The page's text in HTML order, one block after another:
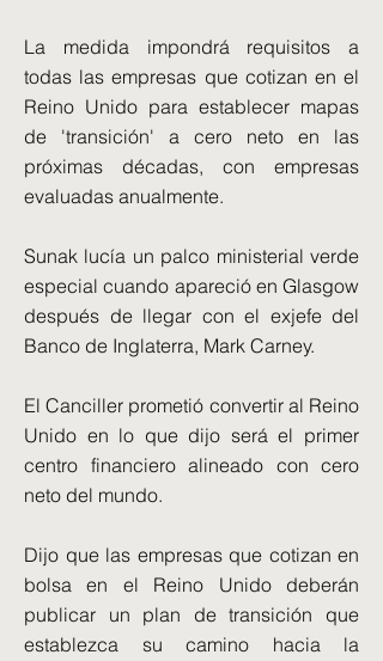
La medida impondrá requisitos a
todas las empresas que cotizan en el
Reino Unido para establecer mapas
de 'transición' a cero neto en las
próximas décadas, con empresas
evaluadas anualmente.
Sunak lucía un palco ministerial verde
especial cuando apareció en Glasgow
después de llegar con el exjefe del
Banco de Inglaterra, Mark Carney.
El Canciller prometió convertir al Reino
Unido en lo que dijo será el primer
centro financiero alineado con cero
neto del mundo.
Dijo que las empresas que cotizan en
bolsa en el Reino Unido deberán
publicar un plan de transición que
establezca su camino hacia la